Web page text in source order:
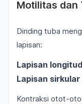
Motilitas dan
Dinding tuba
lapisan:
Lapisan
Lapisan sirkular
Kontraksi otot-